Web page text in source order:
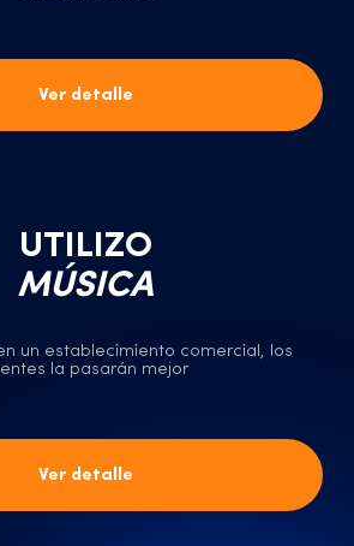
Ver detalle
UTILIZO
MÚSICA
un establecimiento comercial, los
la pasarán mejor
Ver detalle